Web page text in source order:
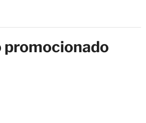
promocionado